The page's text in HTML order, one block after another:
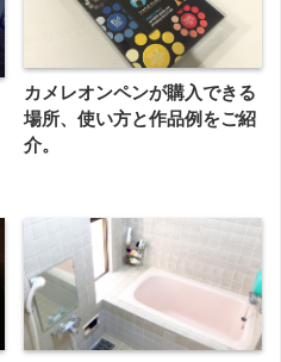
カメレオンペンが購入できる
場所、使い方と作品例をご紹
介。